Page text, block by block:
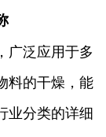
广泛应用于多
料的干燥，能
业分类的详细